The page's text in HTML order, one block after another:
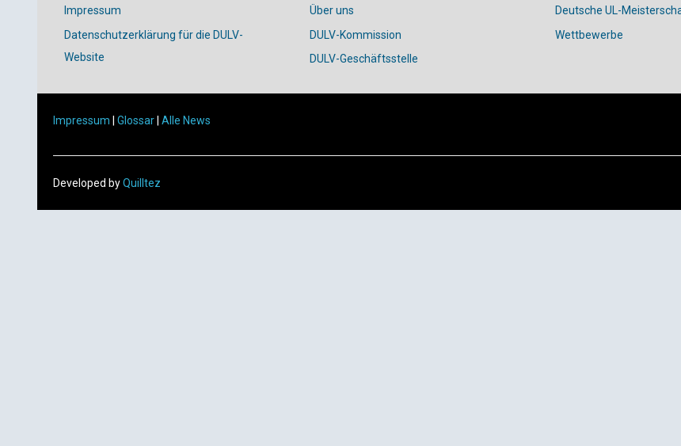
Impressum
Datenschutzerklärung für die DULV-
Website
Über uns
DULV-Kommission
DULV-Geschäftsstelle
Deutsche UL-
Wettbewerbe
Impressum Glossar Alle News
Developed byQuilltez